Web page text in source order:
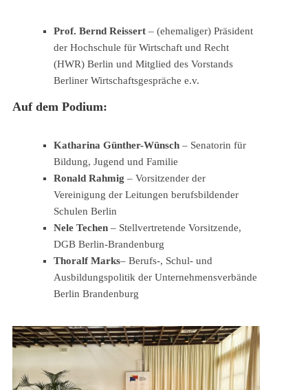
Prof. Bernd Reissert – (ehemaliger) Präsident
der Hochschule für Wirtschaft und Recht
(HWR) Berlin und Mitglied des Vorstands
Berliner Wirtschaftsgespräche e.v.
Auf dem Podium:
Katharina Günther-Wünsch – Senatorin für
Bildung, Jugend und Familie
Ronald Rahmig – Vorsitzender der
Vereinigung der Leitungen berufsbildender
Schulen Berlin
Nele Techen – Stellvertretende Vorsitzende,
DGB Berlin-Brandenburg
Thoralf Marks– Berufs-, Schul- und
Ausbildungspolitik der Unternehmensverbände
Berlin Brandenburg